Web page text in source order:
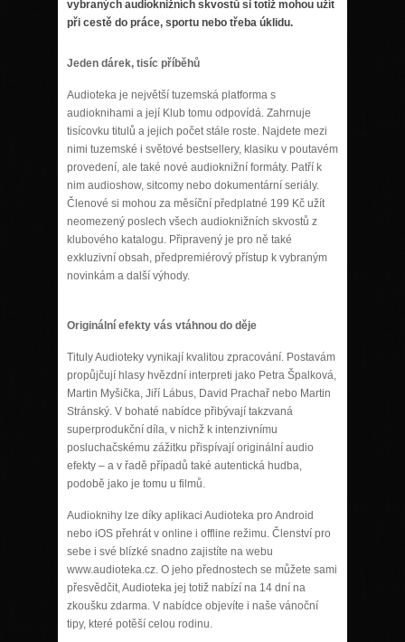
vybraných audioknižních skvostů si totiž mohou užít
při cestě do práce, sportu nebo třeba úklidu.
Jeden dárek, tisíc příběhů
Audioteka je největší tuzemská platforma s
audioknihami a její Klub tomu odpovídá. Zahrnuje
tisícovku titulů a jejich počet stále roste. Najdete mezi
nimi tuzemské i světové bestsellery, klasiku v poutavém
provedení, ale také nové audioknižní formáty. Patří k
nim audioshow, sitcomy nebo dokumentární seriály.
Členové si mohou za měsíční předplatné 199 Kč užít
neomezený poslech všech audioknižních skvostů z
klubového katalogu. Připravený je pro ně také
exkluzivní obsah, předpremiérový přístup k vybraným
novinkám a další výhody.
Originální efekty vás vtáhnou do děje
Tituly Audioteky vynikají kvalitou zpracování. Postavám
propůjčují hlasy hvězdní interpreti jako Petra Špalková,
Martin Myšička, Jiří Lábus, David Prachař nebo Martin
Stránský. V bohaté nabídce přibývají takzvaná
superprodukční díla, v nichž k intenzivnímu
posluchačskému zážitku přispívají originální audio
efekty – a v řadě případů také autentická hudba,
podobě jako je tomu u filmů.
Audioknihy lze díky aplikaci Audioteka pro Android
nebo iOS přehrát v online i offline režimu. Členství pro
sebe i své blízké snadno zajistíte na webu
www.audioteka.cz. O jeho přednostech se můžete sami
přesvědčit, Audioteka jej totiž nabízí na 14 dní na
zkoušku zdarma. V nabídce objevíte i naše vánoční
tipy, které potěší celou rodinu.